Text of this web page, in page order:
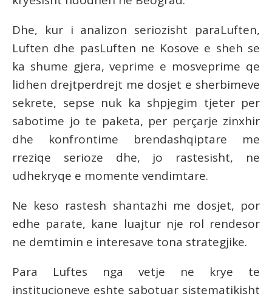
Dhe, kur i analizon seriozisht paraLuften,
Luften dhe pasLuften ne Kosove e sheh se
ka shume gjera, veprime e mosveprime qe
lidhen drejtperdrejt me dosjet e sherbimeve
sekrete, sepse nuk ka shpjegim tjeter per
sabotime jo te paketa, per perçarje zinxhir
dhe konfrontime brendashqiptare me
rreziqe serioze dhe, jo rastesisht, ne
udhekryqe e momente vendimtare.
Ne keso rastesh shantazhi me dosjet, por
edhe parate, kane luajtur nje rol rendesor
ne demtimin e interesave tona strategjike.
Para Luftes nga vetje ne krye te
institucioneve eshte sabotuar sistematikisht